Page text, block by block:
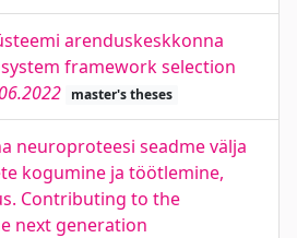
arenduskeskkonna
framework selection
master's theses
neuroproteesi seadme välja
kogumine ja töötlemine,
Contributing to the
next generation